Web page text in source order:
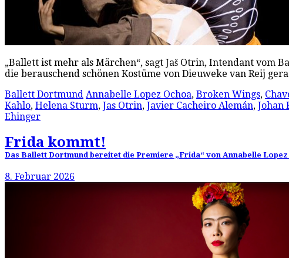
„Ballett ist mehr als Märchen“, sagt Jaš Otrin, Intendant
die berauschend schönen Kostüme von Dieuweke van Reij
Ballett Dortmund Annabelle Lopez Ochoa, Broken Wings,
Kahlo, Helena Sturm, Jas Otrin, Javier Cacheiro Alemán, Johan
Ehinger
Frida kommt!
Das Ballett Dortmund bereitet die Premiere „Frida“ von Annabelle
8. Februar 2026